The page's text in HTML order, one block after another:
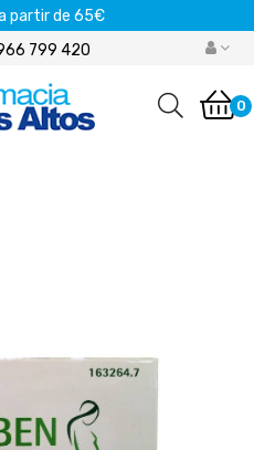
partir de 65€
799 420
0